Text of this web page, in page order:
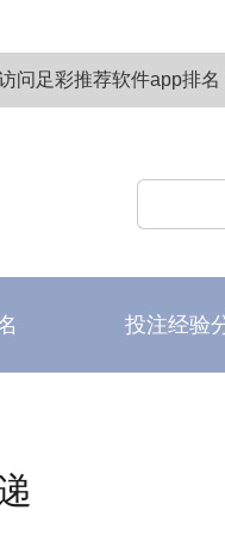
问足彩推荐软件app排
投注经验